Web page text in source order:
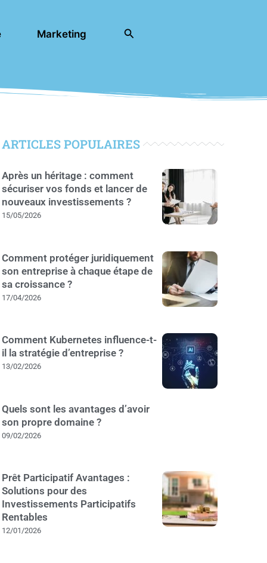
Marketing Rechercher
ARTICLES POPULAIRES
Après un héritage : comment
sécuriser vos fonds et lancer de
nouveaux investissements ?
15/05/2026
Comment protéger juridiquement
son entreprise à chaque étape de
sa croissance ?
17/04/2026
Comment Kubernetes influence-t-
il la stratégie d’entreprise ?
13/02/2026
Quels sont les avantages d’avoir
son propre domaine ?
09/02/2026
Prêt Participatif Avantages :
Solutions pour des
Investissements Participatifs
Rentables
12/01/2026